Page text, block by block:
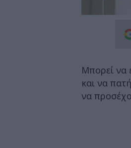
Μπορεί να
και να
να